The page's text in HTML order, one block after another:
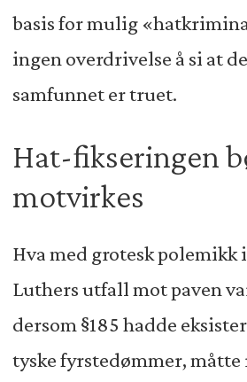
basis for mulig
ingen overdrivelse å si at
samfunnet er truet.
Hat-fikseringen
motvirkes
Hva med grotesk
Luthers utfall mot paven
dersom §185 hadde
tyske fyrstedømmer, måtte